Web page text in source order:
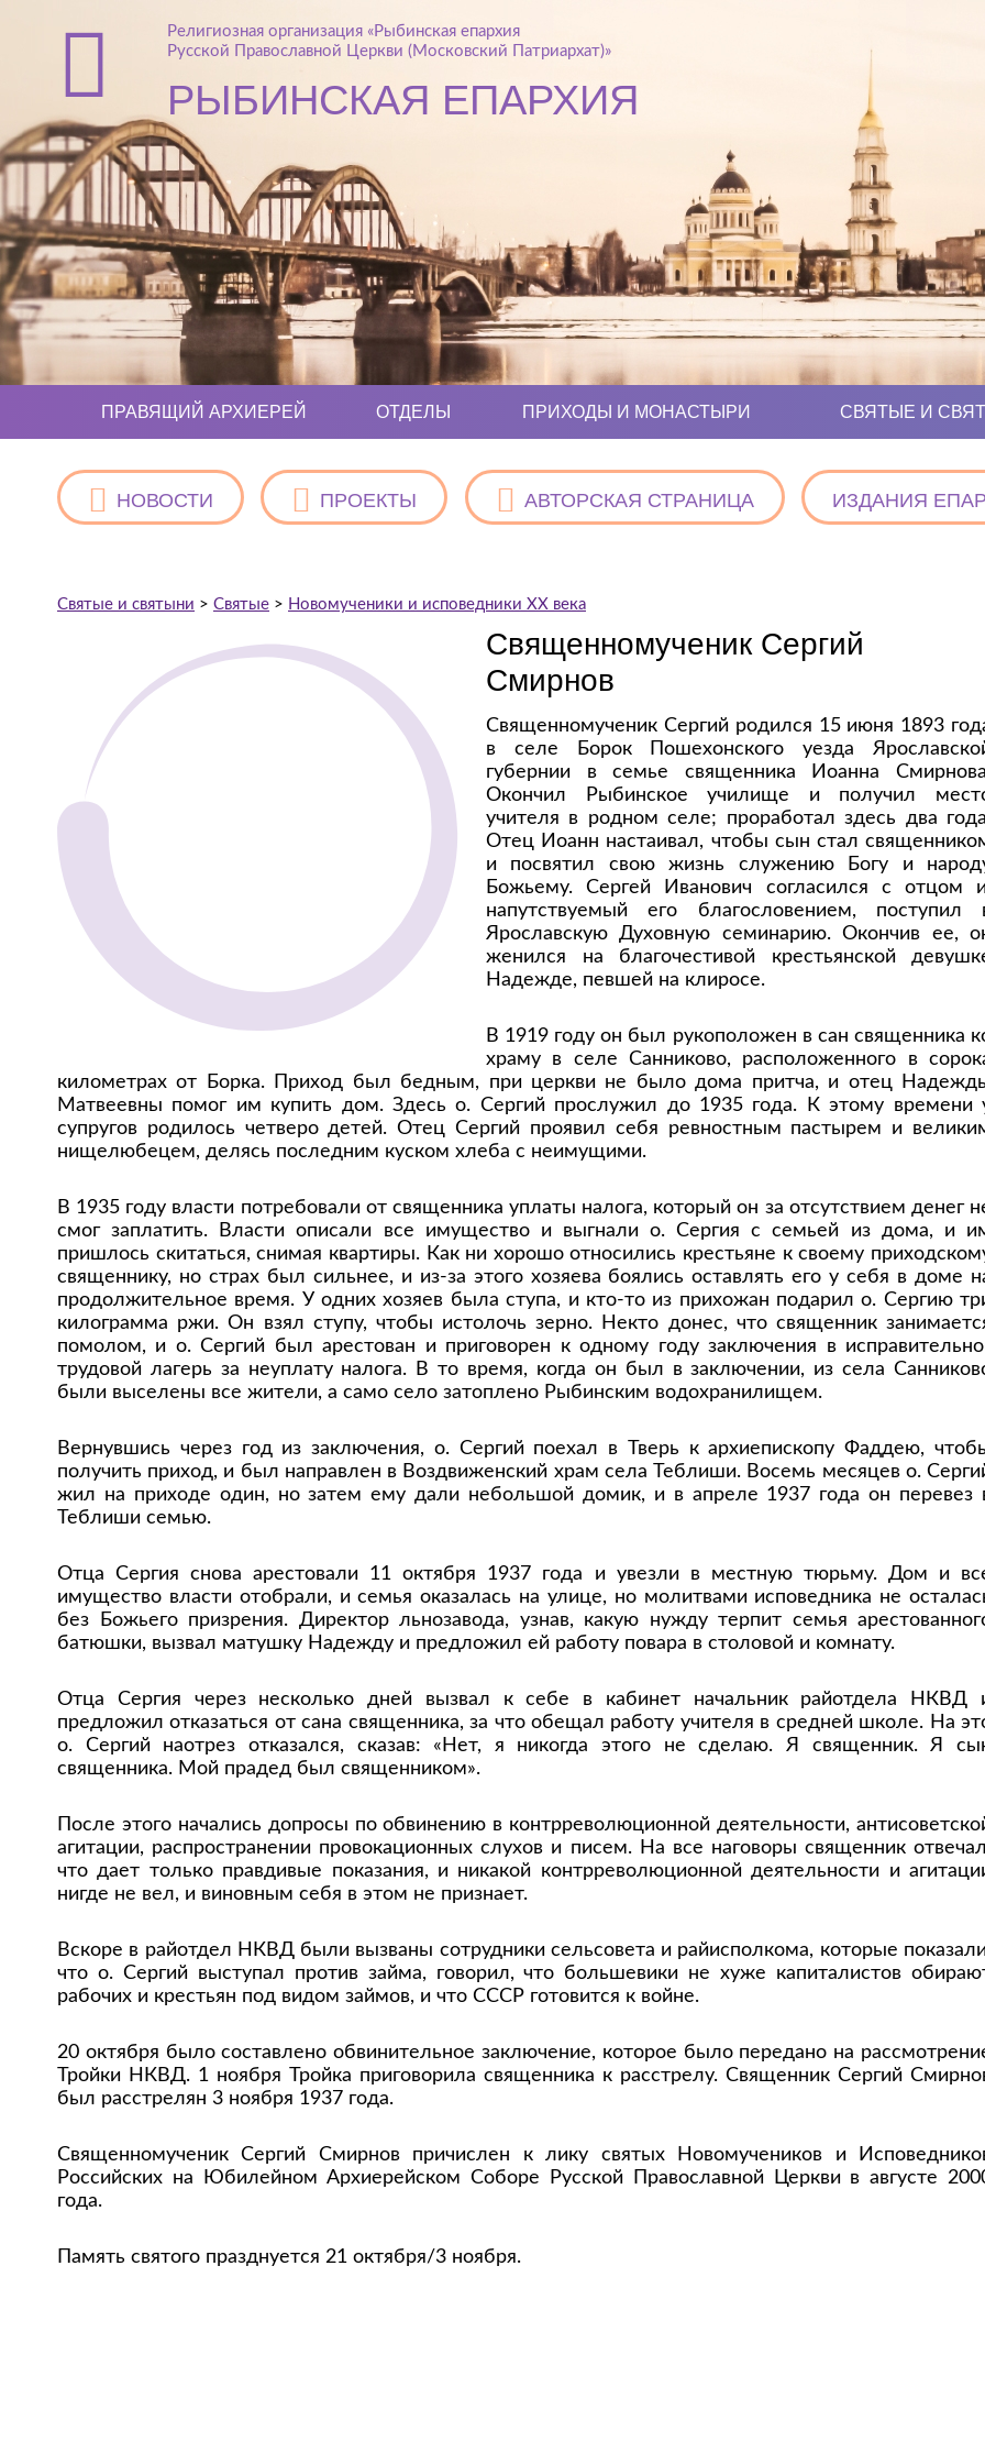
Религиозная организация «Рыбинская епархия
Русской Православной Церкви (Московский Патриархат)»
РЫБИНСКАЯ ЕПАРХИЯ
ПРАВЯЩИЙ АРХИЕРЕЙ ОТДЕЛЫ ПРИХОДЫ И МОНАСТЫРИ СВЯТЫЕ И
НОВОСТИ ПРОЕКТЫ АВТОРСКАЯ СТРАНИЦА ИЗДАНИЯ
Святые и святыни > Святые > Новомученики и исповедники ХХ века
Священномученик Сергий
Смирнов
Священномученик Сергий родился 15 июня 1893
в селе Борок Пошехонского уезда
губернии в семье священника Иоанна
Окончил Рыбинское училище и получил
учителя в родном селе; проработал здесь два
Отец Иоанн настаивал, чтобы сын стал
и посвятил свою жизнь служению Богу и
Божьему. Сергей Иванович согласился с отцом
напутствуемый его благословением, поступил
Ярославскую Духовную семинарию. Окончив ее,
женился на благочестивой крестьянской
Надежде, певшей на клиросе.
В 1919 году он был рукоположен в сан священника
храму в селе Санниково, расположенного в
километрах от Борка. Приход был бедным, при церкви не было дома притча, и отец
Матвеевны помог им купить дом. Здесь о. Сергий прослужил до 1935 года. К этому времени
супругов родилось четверо детей. Отец Сергий проявил себя ревностным пастырем и
нищелюбецем, делясь последним куском хлеба с неимущими.
В 1935 году власти потребовали от священника уплаты налога, который он за отсутствием денег
смог заплатить. Власти описали все имущество и выгнали о. Сергия с семьей из дома, и
пришлось скитаться, снимая квартиры. Как ни хорошо относились крестьяне к своему
священнику, но страх был сильнее, и из-за этого хозяева боялись оставлять его у себя в доме
продолжительное время. У одних хозяев была ступа, и кто-то из прихожан подарил о. Сергию
килограмма ржи. Он взял ступу, чтобы истолочь зерно. Некто донес, что священник
помолом, и о. Сергий был арестован и приговорен к одному году заключения в
трудовой лагерь за неуплату налога. В то время, когда он был в заключении, из села
были выселены все жители, а само село затоплено Рыбинским водохранилищем.
Вернувшись через год из заключения, о. Сергий поехал в Тверь к архиепископу Фаддею,
получить приход, и был направлен в Воздвиженский храм села Теблиши. Восемь месяцев о.
жил на приходе один, но затем ему дали небольшой домик, и в апреле 1937 года он перевез
Теблиши семью.
Отца Сергия снова арестовали 11 октября 1937 года и увезли в местную тюрьму. Дом и
имущество власти отобрали, и семья оказалась на улице, но молитвами исповедника не
без Божьего призрения. Директор льнозавода, узнав, какую нужду терпит семья
батюшки, вызвал матушку Надежду и предложил ей работу повара в столовой и комнату.
Отца Сергия через несколько дней вызвал к себе в кабинет начальник райотдела НКВД
предложил отказаться от сана священника, за что обещал работу учителя в средней школе. На
о. Сергий наотрез отказался, сказав: «Нет, я никогда этого не сделаю. Я священник. Я
священника. Мой прадед был священником».
После этого начались допросы по обвинению в контрреволюционной деятельности,
агитации, распространении провокационных слухов и писем. На все наговоры священник
что дает только правдивые показания, и никакой контрреволюционной деятельности и
нигде не вел, и виновным себя в этом не признает.
Вскоре в райотдел НКВД были вызваны сотрудники сельсовета и райисполкома, которые
что о. Сергий выступал против займа, говорил, что большевики не хуже капиталистов
рабочих и крестьян под видом займов, и что СССР готовится к войне.
20 октября было составлено обвинительное заключение, которое было передано на
Тройки НКВД. 1 ноября Тройка приговорила священника к расстрелу. Священник Сергий
был расстрелян 3 ноября 1937 года.
Священномученик Сергий Смирнов причислен к лику святых Новомучеников и
Российских на Юбилейном Архиерейском Соборе Русской Православной Церкви в августе
года.
Память святого празднуется 21 октября/3 ноября.